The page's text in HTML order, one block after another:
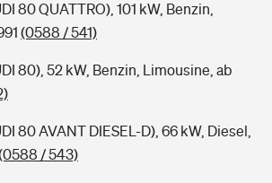
80 QUATTRO), 101 kW, Benzin,
(0588 / 541)
80), 52 kW, Benzin, Limousine, ab
80 AVANT DIESEL-D), 66 kW, Diesel,
/ 543)